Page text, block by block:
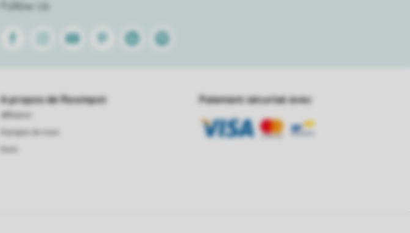
Follow Us
FacebookInstagramYoutube PinterestLinkedinSpotify
A propos de Roompot Paiement sécurisé avec